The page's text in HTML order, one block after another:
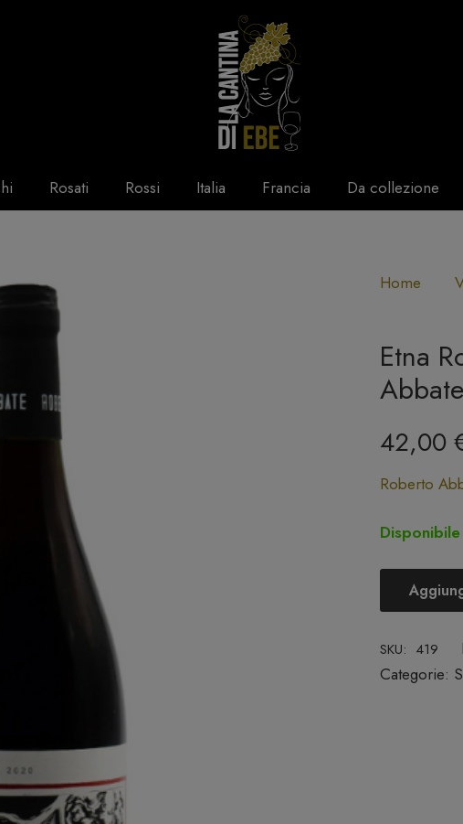
Rosati Rossi Italia Francia Da collezione
Home
Etna
42,00
Roberto
Disponibile
Doc
2021
SKU: 419
Categorie: